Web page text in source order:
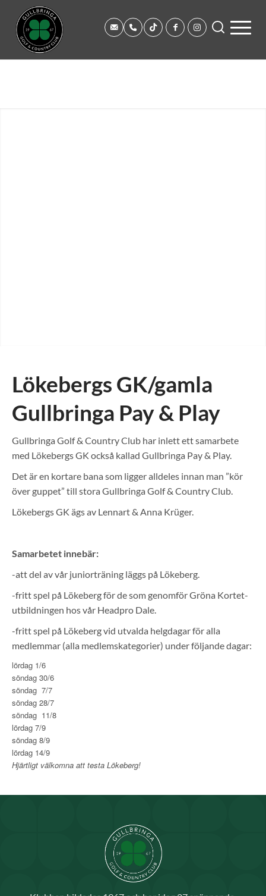
Lökebergs GK/gamla
Gullbringa Pay& Play
Gullbringa Golf & Country Club har inlett ett samarbete
med Lökebergs GK också kallad Gullbringa Pay & Play.
Det är en kortare bana som ligger alldeles innan man ”kör
över guppet” till stora Gullbringa Golf & Country Club.
Lökebergs GK ägs av Lennart & Anna Krüger.
Samarbetet innebär:
-att del av vår juniorträning läggs på Lökeberg.
-fritt spel på Lökeberg för de som genomför Gröna Kortet-
utbildningen hos vår Headpro Dale.
-fritt spel på Lökeberg vid utvalda helgdagar för alla
medlemmar (alla medlemskategorier) under följande dagar:
lördag 1/6
söndag 30/6
söndag 7/7
söndag 28/7
söndag 11/8
lördag 7/9
söndag 8/9
lördag 14/9
Hjärtligt välkomna att testa Lökeberg!